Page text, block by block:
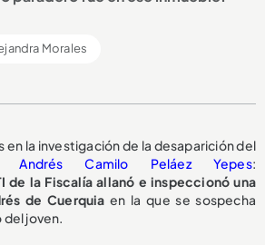
Morales
en la investigación de la desaparición del
Andrés Camilo Peláez Yepes:
de la Fiscalía allanó e inspeccionó una
de Cuerquia en la que se sospecha
joven.